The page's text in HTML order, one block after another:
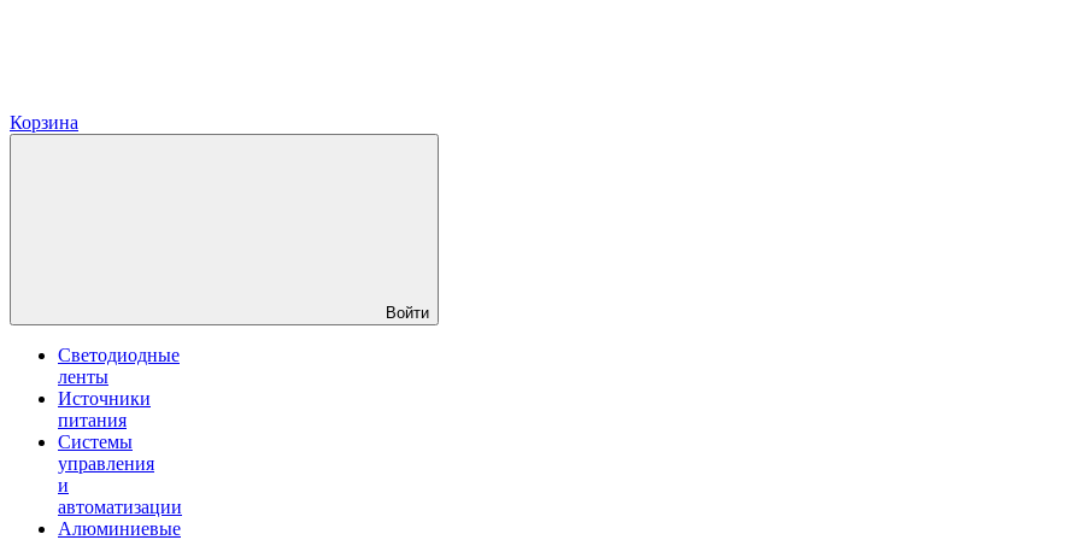
Корзина
Войти
Светодиодные
ленты
Источники
питания
Системы
управления
и
автоматизации
Алюминиевые